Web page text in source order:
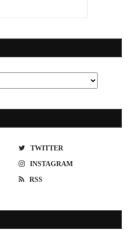
TWITTER
INSTAGRAM
RSS